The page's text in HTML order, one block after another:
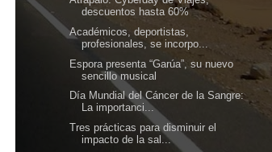
descuentos hasta 60%
Académicos, deportistas,
profesionales, se incorpo...
Espora presenta “Garúa”, su nuevo
sencillo musical
Día Mundial del Cáncer de la Sangre:
La importanci...
Tres prácticas para disminuir el
impacto de la sal...